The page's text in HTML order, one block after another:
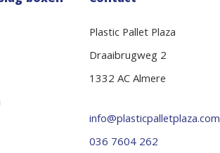
Plastic Pallet Plaza
Draaibrugweg 2
1332 AC Almere
info@plasticpalletplaza.com
036 7604 262